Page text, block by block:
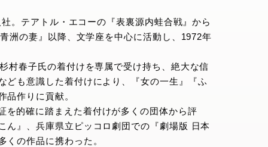
。テアトル・エコーの『表裏源内蛙合戦』から
洲の妻』以降、文学座を中心に活動し、1972年
村春子氏の着付けを専属で受け持ち、絶大な信
ども意識した着付けにより、『女の一生』『ふ
品作りに貢献。
を的確に踏まえた着付けが多くの団体から評
ん』、兵庫県立ピッコロ劇団での『劇場版 日本
くの作品に携わった。